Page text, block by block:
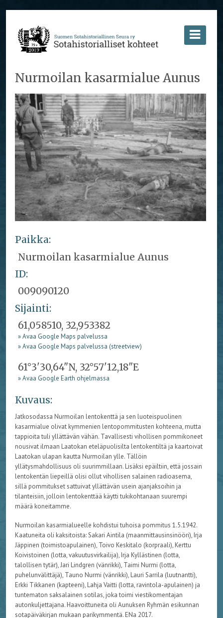
Nurmoilan kasarmialue Aunus
Paikka:
Nurmoilan kasarmialue Aunus
ID:
009090120
Sijainti:
61,058510, 32,953382
» Avaa Google Maps palvelussa
» Avaa Google Maps palvelussa (streetview)
61°3'30,64"N, 32°57'12,18"E
» Avaa Google Earth ohjelmassa
Kuvaus:
Jatkosodassa Nurmoilan lentokenttä ja sen luoteispuolinen
kasarmialue olivat kymmenien lentopommitusten kohteena, mutta
tappioita tuli yllättävän vähän. Tavallisesti vihollisen pommikoneet
nousivat ilmaan Laatokan eteläpuolisilta lentokentiltä ja kaartoivat
Laatokan ulapan kautta Nurmoilan ylle. Tällöin
yllätysmahdollisuus oli suurimmillaan. Lisäksi epäiltiin, että jossain
lentokentän liepeillä olisi ollut vihollisen salainen radioasema,
sillä pommitukset sattuivat yllättävän usein ajanjaksoihin ja
tilanteisiin, jolloin lentokenttää käytti tukikohtanaan suurempi
määrä koneitamme.
Nurmoilan kasarmialueelle kohdistui tuhoisa pommitus 1.5.1942.
Kaatuneita oli kaksitoista: Sakari Aintila (maanmittausinsinööri), Irja
Jäppinen (toimistoapulainen), Toivo Keskitalo (korpraali), Kerttu
Koivistoinen (lotta, vakuutusvirkailija), Irja Kyllästinen (lotta,
talollisen tytär), Jari Lindgren (vänrikki), Taimi Nurmi (lotta,
puhelunvälittäjä), Tauno Nurmi (vänrikki), Lauri Sarrila (luutnantti),
Erkki Tikkanen (kapteeni), Lahja Vaitti (lotta, ravintola-apulainen) ja
tuntematon saksalainen sotilas, joka toimi viestikomentajan
autonkuljettajana. Haavoittuneita oli Aunuksen Ryhmän esikunnan
sotapäiväkirjan mukaan parikymmentä. ENa 2017.